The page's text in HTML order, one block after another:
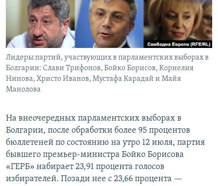
Лидеры партий, участвующих в парламентских выборах в
Болгарии: Слави Трифонов, Бойко Борисов, Корнелия
Нинова, Христо Иванов, Мустафа Карадай и Майя
Манолова
На внеочередных парламентских выборах в
Болгарии, после обработки более 95 процентов
бюллетеней по состоянию на утро 12 июля, партия
бывшего премьер-министра Бойко Борисова
«ГЕРБ» набирает 23,91 процента голосов
избирателей. Позади нее с 23,66 процента —